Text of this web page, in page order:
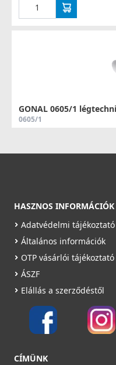
GONAL 0605/1
0605/1
HASZNOS INFORMÁCIÓK
Adatvédelmi tájékoztató
Általános információk
OTP vásárlói tájékoztató
ÁSZF
Elállás a szerződéstől
CÍMÜNK